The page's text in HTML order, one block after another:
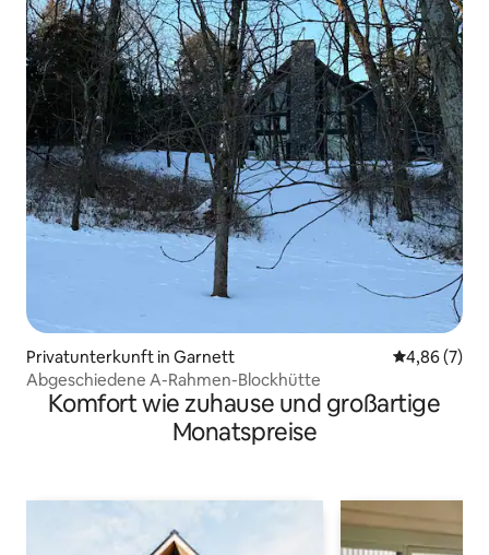
Privatunterkunft in Garnett
4,86 (7)
Abgeschiedene A-Rahmen-Blockhütte
Komfort wie zuhause und großartige
Monatspreise